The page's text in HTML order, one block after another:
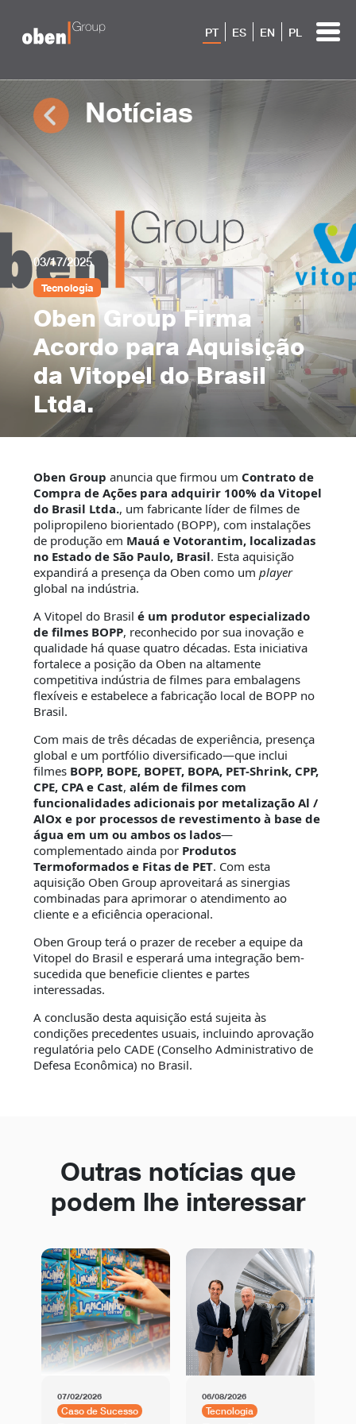
PT ES EN PL
Notícias
03/17/2025
Tecnologia
Oben Group Firma
Acordo para Aquisição
da Vitopel do Brasil
Ltda.
Oben Group anuncia que firmou um Contrato de
Compra de Ações para adquirir 100% da Vitopel
do Brasil Ltda., um fabricante líder de filmes de
polipropileno biorientado (BOPP), com instalações
de produção em Mauá e Votorantim, localizadas
no Estado de São Paulo, Brasil. Esta aquisição
expandirá a presença da Oben como umplayer
global na indústria.
A Vitopel do Brasilé um produtor especializado
de filmes BOPP, reconhecido por sua inovação e
qualidade há quase quatro décadas. Esta iniciativa
fortalece a posição da Oben na altamente
competitiva indústria de filmes para embalagens
flexíveis e estabelece a fabricação local de BOPP no
Brasil.
Com mais de três décadas de experiência, presença
global e um portfólio diversificado—que inclui
filmes BOPP, BOPE, BOPET, BOPA, PET-Shrink, CPP,
CPE, CPA e Cast,além de filmes com
funcionalidades adicionais por metalização Al /
AlOx e por processos de revestimento à base de
água em um ou ambos os lados—
complementado ainda por Produtos
Termoformados e Fitas de PET. Com esta
aquisição Oben Group aproveitará as sinergias
combinadas para aprimorar o atendimento ao
cliente e a eficiência operacional.
Oben Group terá o prazer de receber a equipe da
Vitopel do Brasil e esperará uma integração bem-
sucedida que beneficie clientes e partes
interessadas.
A conclusão desta aquisição está sujeita às
condições precedentes usuais, incluindo aprovação
regulatória pelo CADE (Conselho Administrativo de
Defesa Econômica) no Brasil.
Outras notícias que
podem lhe interessar
07/02/2026
Caso de Sucesso
06/08/2026
Tecnologia